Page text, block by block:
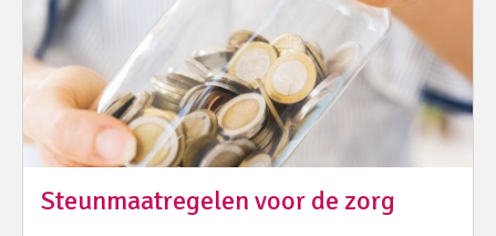
Steunmaatregelen voor de zorg